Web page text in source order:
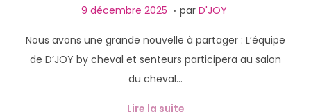
g
t
i
o
n
P
b
l
9 décembre 2025
f
é
v
r
. par D'JOY
Nous avons une grande nouvelle à partager : L’équipe
de D’JOY by cheval et senteurs participera au salon
du cheval…
Lire la suite